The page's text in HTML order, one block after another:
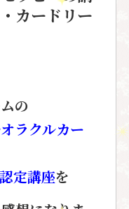
カードリー
の
ラクルカー
定講座を